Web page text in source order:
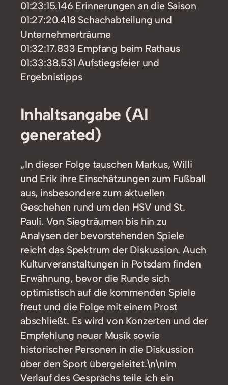
01:23:15.146 Erinnerungen an die Saison
01:27:20.418 Schachabteilung und
Unternehmerträume
01:32:17.833 Empfang beim Rathaus
01:33:38.531 Aufstiegsfeier und
Ergebnistipps
Inhaltsangabe (AI
generated)
„In dieser Folge tauschen Markus, Willi
und Erik ihre Einschätzungen zum Fußball
aus, insbesondere zum aktuellen
Geschehen rund um den HSV und St.
Pauli. Von Siegträumen bis hin zu
Analysen der bevorstehenden Spiele
reicht das Spektrum der Diskussion. Auch
Kulturveranstaltungen in Potsdam finden
Erwähnung, bevor die Runde sich
optimistisch auf die kommenden Spiele
freut und die Folge mit einem Prost
abschließt. Es wird von Konzerten und der
Empfehlung neuer Musik sowie
historischer Personen in die Diskussion
über den Sport übergeleitet.\n\nIm
Verlauf des Gesprächs teile ich ein